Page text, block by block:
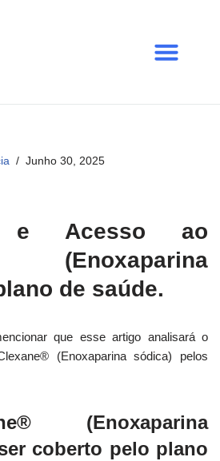
Junho 30, 2025
e Acesso ao
(Enoxaparina
de saúde.
que esse artigo analisará o
(Enoxaparina sódica) pelos
(Enoxaparina
coberto pelo plano